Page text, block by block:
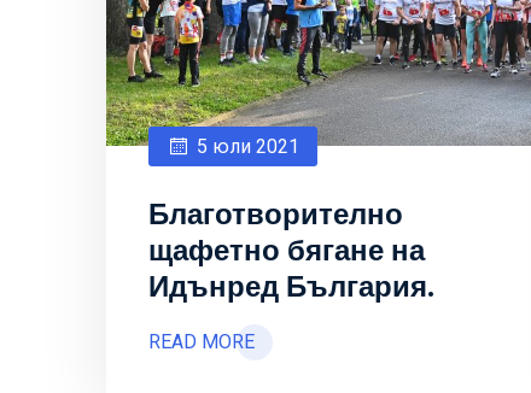
5 юли 2021
Благотворително
щафетно бягане на
Идънред България.
READ MORE